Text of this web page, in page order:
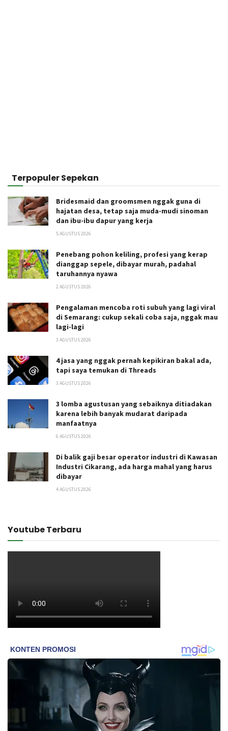
Terpopuler Sepekan
Bridesmaid dan groomsmen nggak guna di
hajatan desa, tetap saja muda-mudi sinoman
dan ibu-ibu dapur yang kerja
5 AGUSTUS 2026
Penebang pohon keliling, profesi yang kerap
dianggap sepele, dibayar murah, padahal
taruhannya nyawa
2 AGUSTUS 2026
Pengalaman mencoba roti subuh yang lagi viral
di Semarang: cukup sekali coba saja, nggak mau
lagi-lagi
3 AGUSTUS 2026
4 jasa yang nggak pernah kepikiran bakal ada,
tapi saya temukan di Threads
3 AGUSTUS 2026
3 lomba agustusan yang sebaiknya ditiadakan
karena lebih banyak mudarat daripada
manfaatnya
6 AGUSTUS 2026
Di balik gaji besar operator industri di Kawasan
Industri Cikarang, ada harga mahal yang harus
dibayar
4 AGUSTUS 2026
Youtube Terbaru